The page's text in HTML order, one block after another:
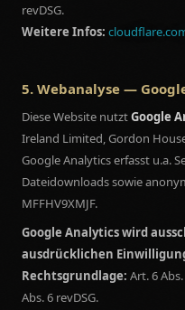
revDSG.
Weitere Infos:
5. Webanalyse —
Diese Website nutztGoogle
Ireland Limited, Gordon
Google Analytics erfasst u.a.
Dateidownloads sowie
MFFHV9XMJF.
Google Analytics wird
ausdrücklichen
Rechtsgrundlage: Art. 6
Abs. 6 revDSG.